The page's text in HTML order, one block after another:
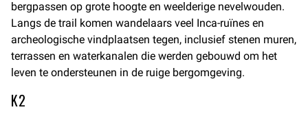
bergpassen op grote hoogte en weelderige nevelwouden.
Langs de trail komen wandelaars veel Inca-ruïnes en
archeologische vindplaatsen tegen, inclusief stenen muren,
terrassen en waterkanalen die werden gebouwd om het
leven te ondersteunen in de ruige bergomgeving.
K2